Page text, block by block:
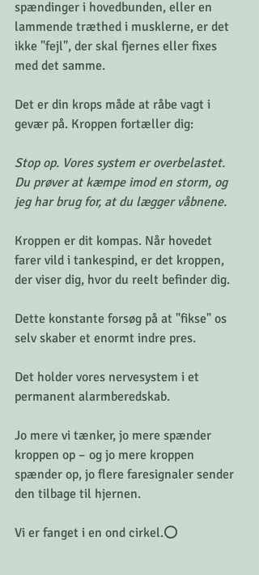
spændinger i hovedbunden, eller en
lammende træthed i musklerne, er det
ikke "fejl", der skal fjernes eller fixes
med det samme.
Det er din krops måde at råbe vagt i
gevær på. Kroppen fortæller dig:
Stop op. Vores system er overbelastet.
Du prøver at kæmpe imod en storm, og
jeg har brug for, at du lægger våbnene.
Kroppen er dit kompas. Når hovedet
farer vild i tankespind, er det kroppen,
der viser dig, hvor du reelt befinder dig.
Dette konstante forsøg på at "fikse" os
selv skaber et enormt indre pres.
Det holder vores nervesystem i et
permanent alarmberedskab.
Jo mere vi tænker, jo mere spænder
kroppen op – og jo mere kroppen
spænder op, jo flere faresignaler sender
den tilbage til hjernen.
Vi er fanget i en ond cirkel.⭕️